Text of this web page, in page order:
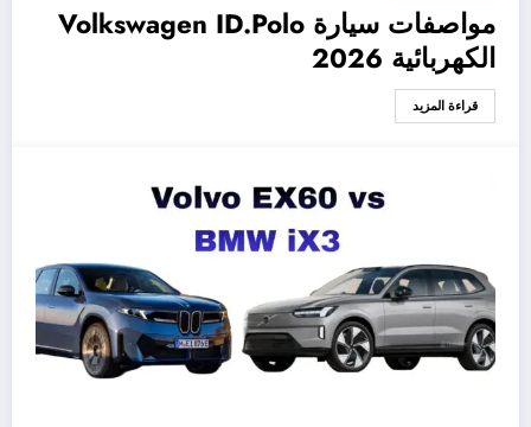
مواصفات سيارة Volkswagen ID.Polo
الكهربائية 2026
قراءة المزيد